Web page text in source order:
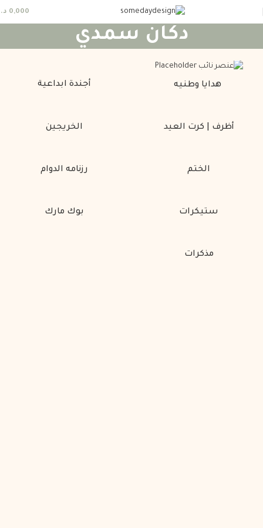
0,000
دكان سمدي
هدايا وطنيه أجندة ابداعية
أظرف | كرت العيد الخريجين
الختم رزنامه الدوام
ستيكرات بوك مارك
مذكرات